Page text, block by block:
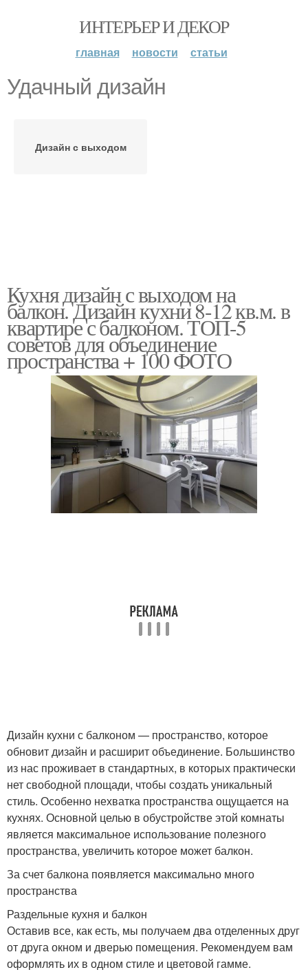
ИНТЕРЬЕР И ДЕКОР
главная новости статьи
Удачный дизайн
Дизайн с выходом
Кухня дизайн с выходом на
балкон. Дизайн кухни 8-12 кв.м. в
квартире с балконом. ТОП-5
советов для объединение
пространства + 100 ФОТО
Дизайн кухни с балконом — пространство, которое
обновит дизайн и расширит объединение. Большинство
из нас проживает в стандартных, в которых практически
нет свободной площади, чтобы создать уникальный
стиль. Особенно нехватка пространства ощущается на
кухнях. Основной целью в обустройстве этой комнаты
является максимальное использование полезного
пространства, увеличить которое может балкон.
За счет балкона появляется максимально много
пространства
Раздельные кухня и балкон
Оставив все, как есть, мы получаем два отделенных друг
от друга окном и дверью помещения. Рекомендуем вам
оформлять их в одном стиле и цветовой гамме.